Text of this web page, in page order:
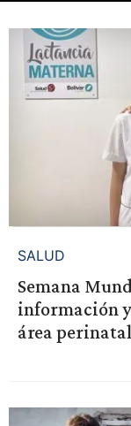
SALUD
Semana
información
área perinatal